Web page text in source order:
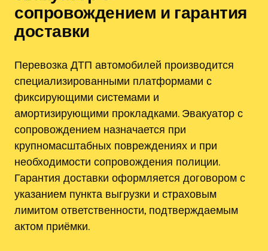
сопровождением и гарантия
доставки
Перевозка ДТП автомобилей производится
специализированными платформами с
фиксирующими системами и
амортизирующими прокладками. Эвакуатор с
сопровождением назначается при
крупномасштабных повреждениях и при
необходимости сопровождения полиции.
Гарантия доставки оформляется договором с
указанием пункта выгрузки и страховым
лимитом ответственности, подтверждаемым
актом приёмки.